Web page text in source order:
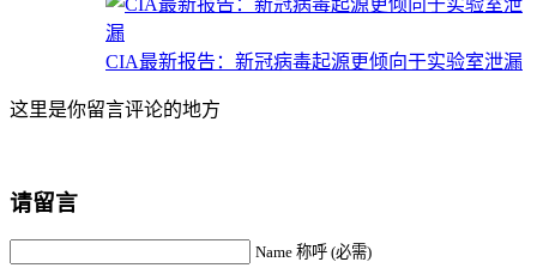
CIA最新报告：新冠病毒起源更倾向于实验室泄漏
这里是你留言评论的地方
请留言
Name 称呼 (必需)